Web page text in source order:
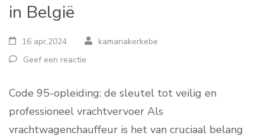
in België
16 apr,2024
kamariakerkebe
Geef een reactie
Code 95-opleiding: de sleutel tot veilig en
professioneel vrachtvervoer Als
vrachtwagenchauffeur is het van cruciaal belang